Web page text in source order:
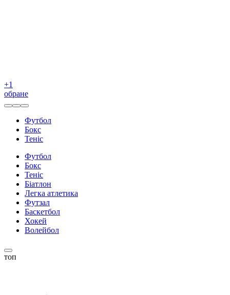
+1
обране
Футбол
Бокс
Теніс
Футбол
Бокс
Теніс
Біатлон
Легка атлетика
Футзал
Баскетбол
Хокей
Волейбол
топ